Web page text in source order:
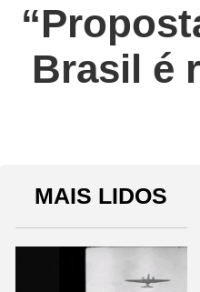
Brasil é
MAIS LIDOS